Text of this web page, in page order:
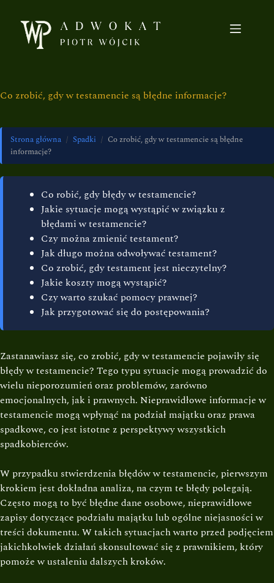
Co zrobić, gdy w testamencie są błędne informacje?
Strona główna / Spadki / Co zrobić, gdy w testamencie są błędne
informacje?
Co robić, gdy błędy w testamencie?
Jakie sytuacje mogą wystąpić w związku z
błędami w testamencie?
Czy można zmienić testament?
Jak długo można odwoływać testament?
Co zrobić, gdy testament jest nieczytelny?
Jakie koszty mogą wystąpić?
Czy warto szukać pomocy prawnej?
Jak przygotować się do postępowania?
Zastanawiasz się, co zrobić, gdy w testamencie pojawiły się
błędy w testamencie? Tego typu sytuacje mogą prowadzić do
wielu nieporozumień oraz problemów, zarówno
emocjonalnych, jak i prawnych. Nieprawidłowe informacje w
testamencie mogą wpłynąć na podział majątku oraz prawa
spadkowe, co jest istotne z perspektywy wszystkich
spadkobierców.
W przypadku stwierdzenia błędów w testamencie, pierwszym
krokiem jest dokładna analiza, na czym te błędy polegają.
Często mogą to być błędne dane osobowe, nieprawidłowe
zapisy dotyczące podziału majątku lub ogólne niejasności w
treści dokumentu. W takich sytuacjach warto przed podjęciem
jakichkolwiek działań skonsultować się z prawnikiem, który
pomoże w ustaleniu dalszych kroków.